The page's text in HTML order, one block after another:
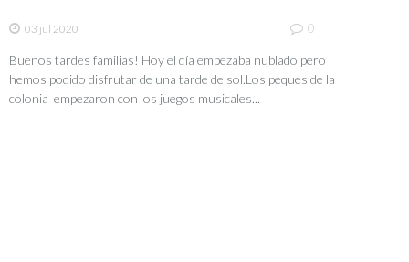
03 jul 2020 0
Buenos tardes familias! Hoy el día empezaba nublado pero
hemos podido disfrutar de una tarde de sol.Los peques de la
colonia empezaron con los juegos musicales...